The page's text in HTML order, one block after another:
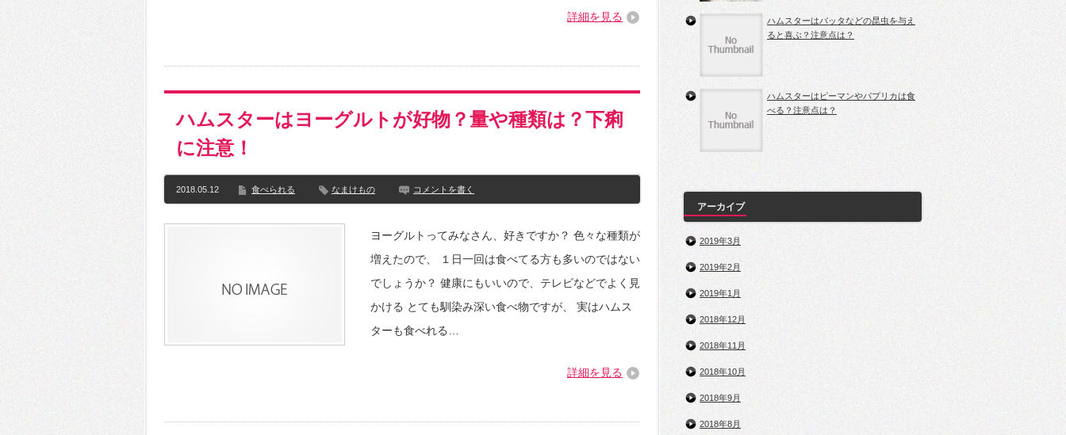
詳細を見る
ハムスターはヨーグルトが好物？量や種類は？下痢
に注意！
2018.05.12 食べられる なまけもの コメントを書く
ヨーグルトってみなさん、好きですか？ 色々な種類が
増えたので、 １日一回は食べてる方も多いのではない
でしょうか？ 健康にもいいので、テレビなどでよく見
かける とても馴染み深い食べ物ですが、 実はハムス
ターも食べれる…
詳細を見る
ハムスターはバッタなどの昆虫を与え
ると喜ぶ？注意点は？
ハムスターはピーマンやパプリカは食
べる？注意点は？
アーカイブ
2019年3月
2019年2月
2019年1月
2018年12月
2018年11月
2018年10月
2018年9月
2018年8月